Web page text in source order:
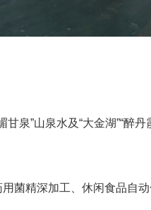
泉”山泉水及“大金湖”“醉丹
菌精深加工、休闲食品自动